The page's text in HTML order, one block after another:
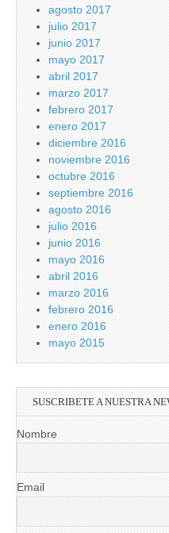
agosto 2017
julio 2017
junio 2017
mayo 2017
abril 2017
marzo 2017
febrero 2017
enero 2017
diciembre 2016
noviembre 2016
octubre 2016
septiembre 2016
agosto 2016
julio 2016
junio 2016
mayo 2016
abril 2016
marzo 2016
febrero 2016
enero 2016
mayo 2015
SUSCRIBETE A NUESTRA
Nombre
Email